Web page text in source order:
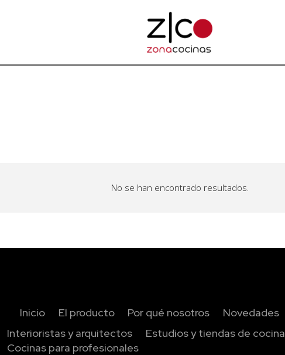
No se han encontrado resultados.
Inicio El producto Por qué nosotros Novedades
Interioristas y arquitectos
Estudios y tiendas de cocina
Cocinas para profesionales